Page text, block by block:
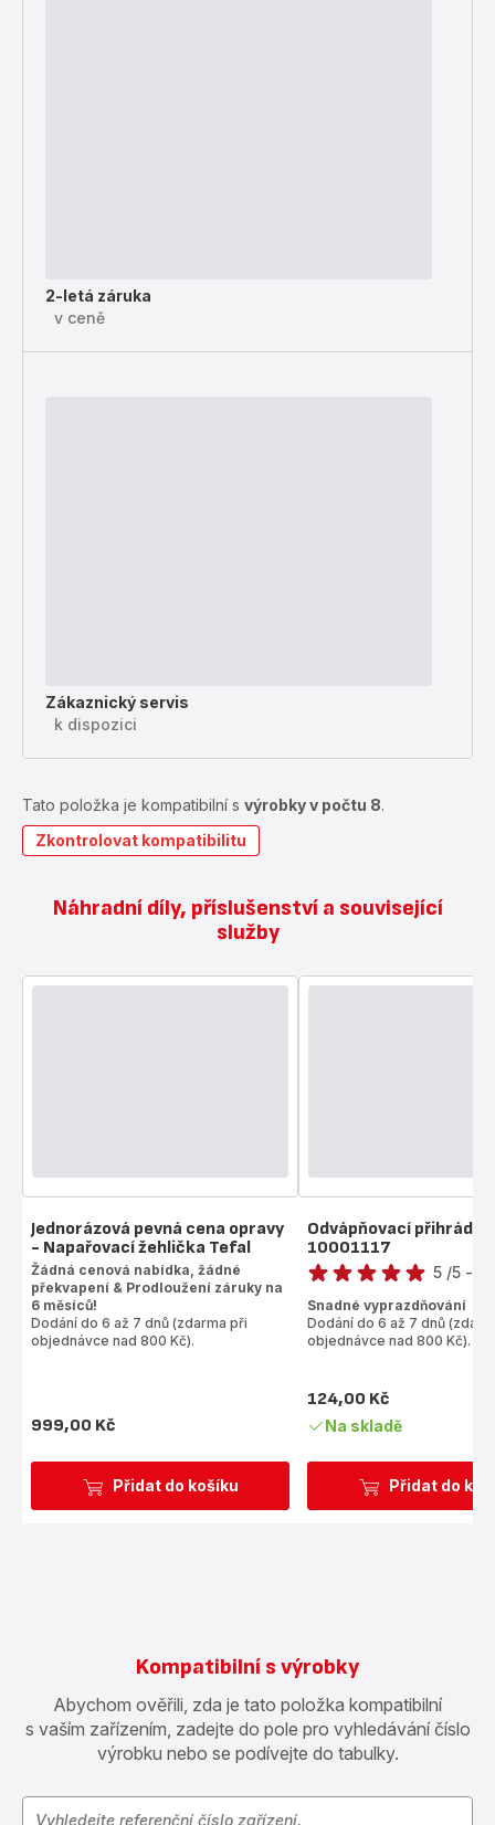
2-letá záruka
v ceně
Zákaznický servis
k dispozici
Tato položka je kompatibilní s výrobky v počtu 8.
Zkontrolovat kompatibilitu
Náhradní díly, příslušenství a související
služby
Přidat do košíku
Jednorázová pevná cena opravy
- Napařovací žehlička Tefal
Žádná cenová nabídka, žádné
překvapení & Prodloužení záruky na
6 měsíců!
Dodání do 6 až 7 dnů (zdarma při
objednávce nad 800 Kč).
Cena
999,00 Kč
Přidat do
Odvápňovací
10001117
Hodnocení
5 hvězdiček
(průměr)
5 /5 -
Snadné vyprazdňování
Dodání do 6 až 7 dnů
objednávce nad 800 Kč).
Cena
124,00 Kč
Na skladě
Kompatibilní s výrobky
Abychom ověřili, zda je tato položka kompatibilní
s vaším zařízením, zadejte do pole pro vyhledávání číslo
výrobku nebo se podívejte do tabulky.